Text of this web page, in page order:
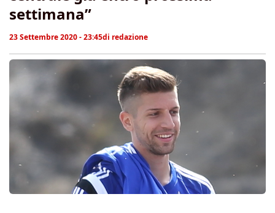
settimana”
23 Settembre 2020 - 23:45di redazione